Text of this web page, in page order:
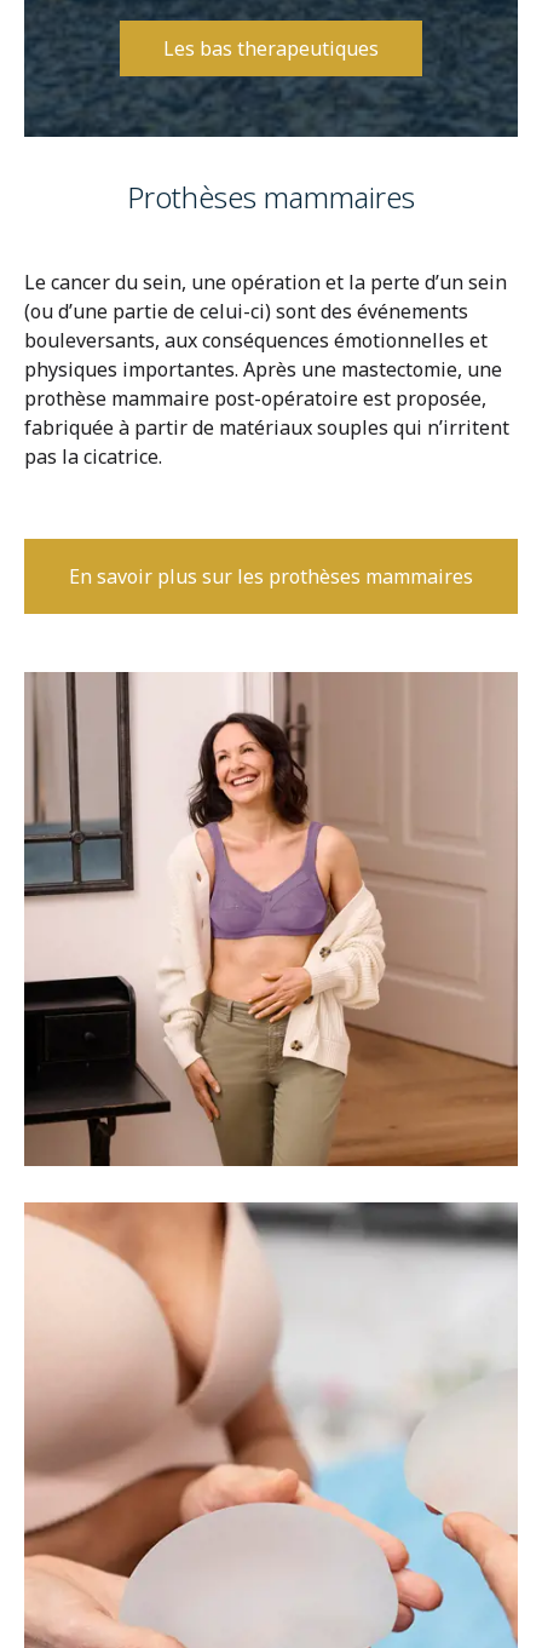
Les bas therapeutiques
Prothèses mammaires
Le cancer du sein, une opération et la perte d’un sein
(ou d’une partie de celui-ci) sont des événements
bouleversants, aux conséquences émotionnelles et
physiques importantes. Après une mastectomie, une
prothèse mammaire post-opératoire est proposée,
fabriquée à partir de matériaux souples qui n’irritent
pas la cicatrice.
En savoir plus sur les prothèses mammaires